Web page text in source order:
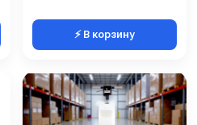
⚡ В корзину